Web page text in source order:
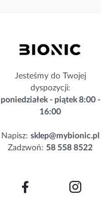
Jesteśmy do Twojej
dyspozycji:
poniedziałek - piątek 8:00 -
16:00
Napisz: sklep@mybionic.pl
Zadzwoń: 58 558 8522